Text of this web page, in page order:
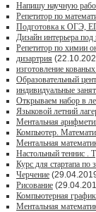
Напишу научную
Репетитор по
Подготовка к ОГЭ,
Дизайн интерьера
Репетитор по химии
дизартрия
изготовление
Образовательный
индивидуальные
Открываем набор в
Языковой летний
Ментальная
Компьютер.
Ментальная
Настольный теннис .
Курс для стартапа
Черчение
Рисование
Компьютерная
Ментальная